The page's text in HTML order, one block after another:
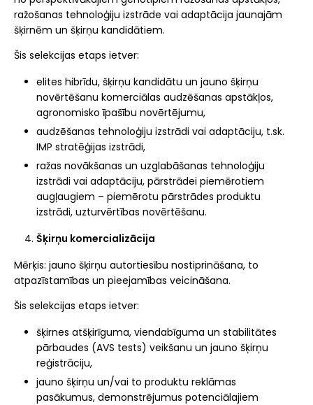
ražošanas tehnoloģiju izstrāde vai adaptācija jaunajām
šķirnēm un šķirņu kandidātiem.
Šis selekcijas etaps ietver:
elites hibrīdu, šķirņu kandidātu un jauno šķirņu
novērtēšanu komerciālas audzēšanas apstākļos,
agronomisko īpašību novērtējumu,
audzēšanas tehnoloģiju izstrādi vai adaptāciju, t.sk.
IMP stratēģijas izstrādi,
ražas novākšanas un uzglabāšanas tehnoloģiju
izstrādi vai adaptāciju, pārstrādei piemērotiem
augļaugiem – piemērotu pārstrādes produktu
izstrādi, uzturvērtības novērtēšanu.
Šķirņu komercializācija
Mērķis: jauno šķirņu autortiesību nostiprināšana, to
atpazīstamības un pieejamības veicināšana.
Šis selekcijas etaps ietver:
šķirnes atšķirīguma, viendabīguma un stabilitātes
pārbaudes (AVS tests) veikšanu un jauno šķirņu
reģistrāciju,
jauno šķirņu un/vai to produktu reklāmas
pasākumus, demonstrējumus potenciālajiem